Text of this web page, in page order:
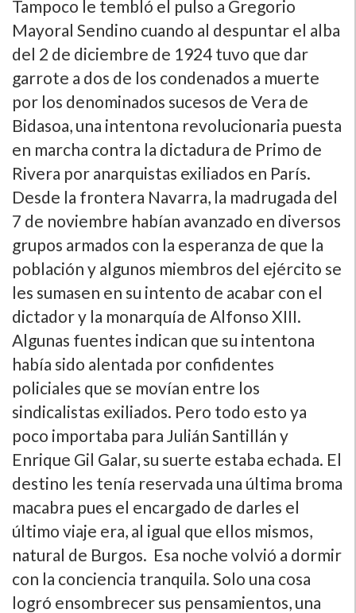
Tampoco le tembló el pulso a Gregorio
Mayoral Sendino cuando al despuntar el alba
del 2 de diciembre de 1924 tuvo que dar
garrote a dos de los condenados a muerte
por los denominados sucesos de Vera de
Bidasoa, una intentona revolucionaria puesta
en marcha contra la dictadura de Primo de
Rivera por anarquistas exiliados en Parí­s.
Desde la frontera Navarra, la madrugada del
7 de noviembre habí­an avanzado en diversos
grupos armados con la esperanza de que la
población y algunos miembros del ejército se
les sumasen en su intento de acabar con el
dictador y la monarquí­a de Alfonso XIII.
Algunas fuentes indican que su intentona
habí­a sido alentada por confidentes
policiales que se moví­an entre los
sindicalistas exiliados. Pero todo esto ya
poco importaba para Julián Santillán y
Enrique Gil Galar, su suerte estaba echada. El
destino les tení­a reservada una última broma
macabra pues el encargado de darles el
último viaje era, al igual que ellos mismos,
natural de Burgos. Esa noche volvió a dormir
con la conciencia tranquila. Solo una cosa
logró ensombrecer sus pensamientos, una